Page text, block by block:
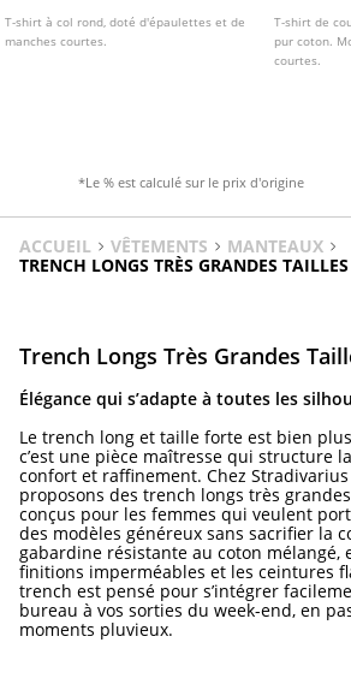
T-shirt à col rond, doté d'épaulettes et de
manches courtes.
T-shirt de
pur coton.
courtes.
*Le % est calculé sur le prix d'origine
ACCUEIL VÊTEMENTS
MANTEAUX
TRENCH LONGS TRÈS GRANDES
Trench Longs Très Grandes
Élégance qui s’adapte à toutes les
Le trench long et taille forte est bien
c’est une pièce maîtresse qui structure
confort et raffinement. Chez Stradivarius
proposons des trench longs très
conçus pour les femmes qui veulent
des modèles généreux sans sacrifier la
gabardine résistante au coton mélangé,
finitions imperméables et les ceintures
trench est pensé pour s’intégrer
bureau à vos sorties du week-end, en
moments pluvieux.